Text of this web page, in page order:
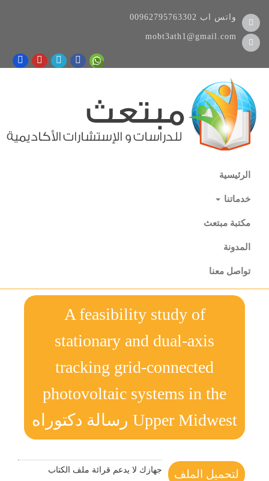
00962795763302 واتس اب
mobt3ath1@gmail.com
الرئيسية
خدماتنا
مكتبة مبتعث
المدونة
تواصل معنا
A feasibility study of
stationary and dual-axis
tracking grid-connected
photovoltaic systems in the
Upper Midwest رسالة دكتوراه
لتحميل الملف جهازك لا يدعم قرائة ملف الكتاب